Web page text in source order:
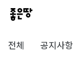
전체 공지사항